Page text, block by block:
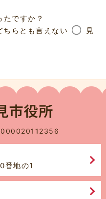
ですか？
ちらとも言えない
見
番地の1